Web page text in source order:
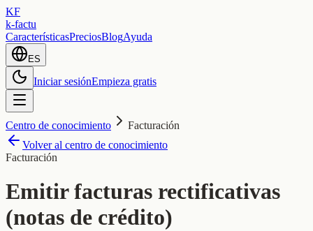
KF
k-factu
CaracterísticasPreciosBlogAyuda
ES
Iniciar sesiónEmpieza gratis
Centro de conocimiento
Facturación
Volver al centro de conocimiento
Facturación
Emitir facturas rectificativas
(notas de crédito)